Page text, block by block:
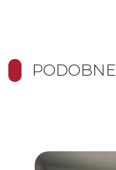
PODOBNE